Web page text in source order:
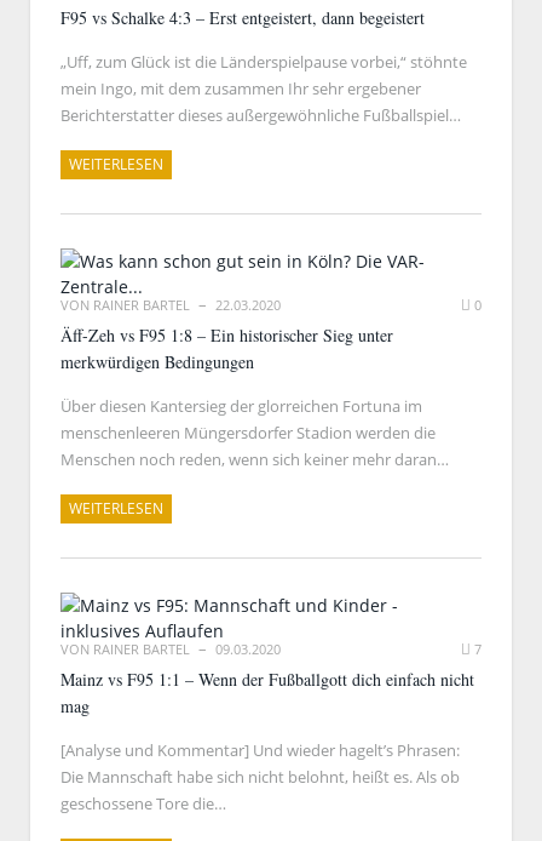
F95 vs Schalke 4:3 – Erst entgeistert, dann begeistert
„Uff, zum Glück ist die Länderspielpause vorbei,“ stöhnte
mein Ingo, mit dem zusammen Ihr sehr ergebener
Berichterstatter dieses außergewöhnliche Fußballspiel…
WEITERLESEN
VON RAINER BARTEL 22.03.2020 0
Äff-Zeh vs F95 1:8 – Ein historischer Sieg unter
merkwürdigen Bedingungen
Über diesen Kantersieg der glorreichen Fortuna im
menschenleeren Müngersdorfer Stadion werden die
Menschen noch reden, wenn sich keiner mehr daran…
WEITERLESEN
VON RAINER BARTEL 09.03.2020 7
Mainz vs F95 1:1 – Wenn der Fußballgott dich einfach nicht
mag
[Analyse und Kommentar] Und wieder hagelt’s Phrasen:
Die Mannschaft habe sich nicht belohnt, heißt es. Als ob
geschossene Tore die…